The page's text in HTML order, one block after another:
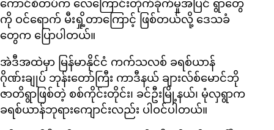
ကောင်စီတပ်က လေကြောင်းတိုက်ခိုက်မှုအပြင် ရွာတွေ
ကို ဝင်ရောက် မီးရှို့တာကြောင့် ဖြစ်တယ်လို့ ဒေသခံ
တွေက ပြောပါတယ်။
အဲဒီအထဲမှာ မြန်မာနိုင်ငံ ကက်သလစ် ခရစ်ယာန်
ဂိုဏ်းချုပ် ဘုန်းတော်ကြီး ကာဒီနယ် ချားလ်စ်မောင်ဘို
ဇာတိရွာဖြစ်တဲ့ စစ်ကိုင်းတိုင်း၊ ခင်ဦးမြို့နယ်၊ မုံလှရွာက
ခရစ်ယာန်ဘုရားကျောင်းလည်း ပါဝင်ပါတယ်။